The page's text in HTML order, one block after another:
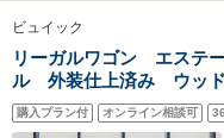
ビュイック
リーガルワゴン エステ
ル 外装仕上済み ウッ
装 ETC キーレス 運転
ー FM AM USB
購入プラン付 オンライン相談可